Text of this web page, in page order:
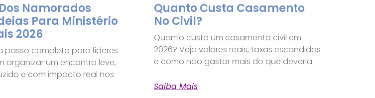
Namorados
Para Ministério
2026
passo completo para líderes
organizar um encontro leve,
e com impacto real nos
Quanto Custa Casamento
No Civil?
Quanto custa um casamento civil em
2026? Veja valores reais, taxas escondidas
e como não gastar mais do que deveria.
Saiba Mais